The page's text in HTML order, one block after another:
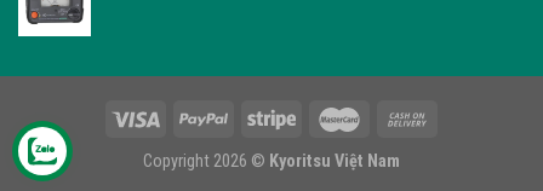
Copyright 2026 © Kyoritsu Việt Nam